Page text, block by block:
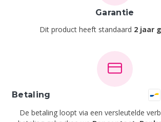
Garantie
Dit product heeft standaard 2 jaar
Betaling
De betaling loopt via een versleutelde